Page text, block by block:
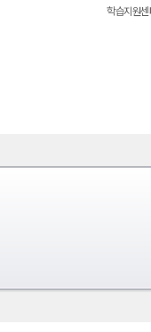
학습지원